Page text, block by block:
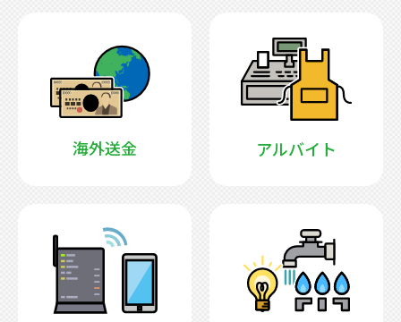
海外送金 アルバイト